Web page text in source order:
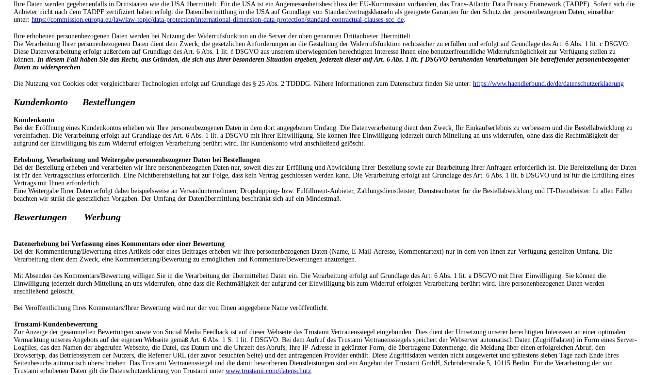
Ihre Daten werden gegebenenfalls in Drittstaaten wie die USA übermittelt. Für die USA ist ein Angemessenheitsbeschluss der EU-Kommission vorhanden, das Trans-Atlantic Data Privacy Framework (TADPF). Sofern sich die
Anbieter nicht nach dem TADPF zertifiziert haben erfolgt die Datenübermittlung in die USA auf Grundlage von Standardvertragsklauseln als geeignete Garantien für den Schutz der personenbezogenen Daten, einsehbar
unter: https://commission.europa.eu/law/law-topic/data-protection/international-dimension-data-protection/standard-contractual-clauses-scc_de.
Ihre erhobenen personenbezogenen Daten werden bei Nutzung der Widerrufsfunktion an die Server der oben genannten Drittanbieter übermittelt.
Die Verarbeitung Ihrer personenbezogenen Daten dient dem Zweck, die gesetzlichen Anforderungen an die Gestaltung der Widerrufsfunktion rechtssicher zu erfüllen und erfolgt auf Grundlage des Art. 6 Abs. 1 lit. c DSGVO.
Diese Datenverarbeitung erfolgt außerdem auf Grundlage des Art. 6 Abs. 1 lit. f DSGVO aus unserem überwiegenden berechtigten Interesse Ihnen eine benutzerfreundliche Widerrufsmöglichkeit zur Verfügung stellen zu
können. In diesem Fall haben Sie das Recht, aus Gründen, die sich aus Ihrer besonderen Situation ergeben, jederzeit dieser auf Art. 6 Abs. 1 lit. f DSGVO beruhenden Verarbeitungen Sie betreffender personenbezogener
Daten zu widersprechen.
Die Nutzung von Cookies oder vergleichbarer Technologien erfolgt auf Grundlage des § 25 Abs. 2 TDDDG. Nähere Informationen zum Datenschutz finden Sie unter: https://www.haendlerbund.de/de/datenschutzerklaerung
Kundenkonto Bestellungen
Kundenkonto
Bei der Eröffnung eines Kundenkontos erheben wir Ihre personenbezogenen Daten in dem dort angegebenen Umfang. Die Datenverarbeitung dient dem Zweck, Ihr Einkaufserlebnis zu verbessern und die Bestellabwicklung zu
vereinfachen. Die Verarbeitung erfolgt auf Grundlage des Art. 6 Abs. 1 lit. a DSGVO mit Ihrer Einwilligung. Sie können Ihre Einwilligung jederzeit durch Mitteilung an uns widerrufen, ohne dass die Rechtmäßigkeit der
aufgrund der Einwilligung bis zum Widerruf erfolgten Verarbeitung berührt wird. Ihr Kundenkonto wird anschließend gelöscht.
Erhebung, Verarbeitung und Weitergabe personenbezogener Daten bei Bestellungen
Bei der Bestellung erheben und verarbeiten wir Ihre personenbezogenen Daten nur, soweit dies zur Erfüllung und Abwicklung Ihrer Bestellung sowie zur Bearbeitung Ihrer Anfragen erforderlich ist. Die Bereitstellung der Daten
ist für den Vertragsschluss erforderlich. Eine Nichtbereitstellung hat zur Folge, dass kein Vertrag geschlossen werden kann. Die Verarbeitung erfolgt auf Grundlage des Art. 6 Abs. 1 lit. b DSGVO und ist für die Erfüllung eines
Vertrags mit Ihnen erforderlich.
Eine Weitergabe Ihrer Daten erfolgt dabei beispielsweise an Versandunternehmen, Dropshipping- bzw. Fulfillment-Anbieter, Zahlungsdienstleister, Diensteanbieter für die Bestellabwicklung und IT-Dienstleister. In allen Fällen
beachten wir strikt die gesetzlichen Vorgaben. Der Umfang der Datenübermittlung beschränkt sich auf ein Mindestmaß.
Bewertungen Werbung
Datenerhebung bei Verfassung eines Kommentars oder einer Bewertung
Bei der Kommentierung/Bewertung eines Artikels oder eines Beitrages erheben wir Ihre personenbezogenen Daten (Name, E-Mail-Adresse, Kommentartext) nur in dem von Ihnen zur Verfügung gestellten Umfang. Die
Verarbeitung dient dem Zweck, eine Kommentierung/Bewertung zu ermöglichen und Kommentare/Bewertungen anzuzeigen.
Mit Absenden des Kommentars/Bewertung willigen Sie in die Verarbeitung der übermittelten Daten ein. Die Verarbeitung erfolgt auf Grundlage des Art. 6 Abs. 1 lit. a DSGVO mit Ihrer Einwilligung. Sie können die
Einwilligung jederzeit durch Mitteilung an uns widerrufen, ohne dass die Rechtmäßigkeit der aufgrund der Einwilligung bis zum Widerruf erfolgten Verarbeitung berührt wird. Ihre personenbezogenen Daten werden
anschließend gelöscht.
Bei Veröffentlichung Ihres Kommentars/Ihrer Bewertung wird nur der von Ihnen angegebene Name veröffentlicht.
Trustami-Kundenbewertung
Zur Anzeige der gesammelten Bewertungen sowie von Social Media Feedback ist auf dieser Webseite das Trustami Vertrauenssiegel eingebunden. Dies dient der Umsetzung unserer berechtigten Interessen an einer optimalen
Vermarktung unseres Angebots auf der eigenen Webseite gemäß Art. 6 Abs. 1 S. 1 lit. f DSGVO. Bei dem Aufruf des Trustami Vertrauenssiegels speichert der Webserver automatisch Daten (Zugriffsdaten) in Form eines Server-
Logfiles, das den Namen der abgerufen Webseite, die Datei, das Datum und die Uhrzeit des Abrufs, Ihre IP-Adresse in gekürzter Form, die übertragene Datenmenge, die Meldung über einen erfolgreichen Abruf, den
Browsertyp, das Betriebssystem der Nutzers, die Referrer URL (der zuvor besuchten Seite) und den anfragenden Provider enthält. Diese Zugriffsdaten werden nicht ausgewertet und spätestens sieben Tage nach Ende Ihres
Seitenbesuchs automatisch überschrieben. Das Trustami Vertrauenssiegel und die damit beworbenen Dienstleistungen sind ein Angebot der Trustami GmbH, Schröderstraße 5, 10115 Berlin. Für die Verarbeitung der von
Trustami erhobenen Daten gilt die Datenschutzerklärung von Trustami unter www.trustami.com/datenschutz.